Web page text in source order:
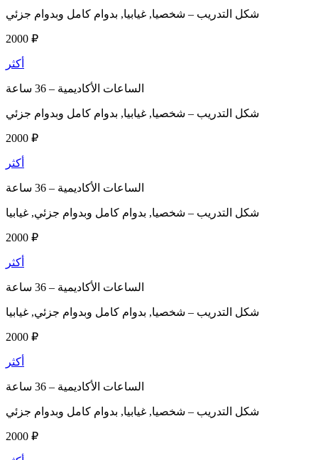
شكل التدريب – شخصيا, غيابيا, بدوام كامل وبدوام جزئي
2000 ₽
أكثر
الساعات الأكاديمية –
شكل التدريب – شخصيا, غيابيا, بدوام كامل وبدوام جزئي
2000 ₽
أكثر
الساعات الأكاديمية –
شكل التدريب – شخصيا, بدوام كامل وبدوام جزئي, غيابيا
2000 ₽
أكثر
الساعات الأكاديمية –
شكل التدريب – شخصيا, بدوام كامل وبدوام جزئي, غيابيا
2000 ₽
أكثر
الساعات الأكاديمية –
شكل التدريب – شخصيا, غيابيا, بدوام كامل وبدوام جزئي
2000 ₽